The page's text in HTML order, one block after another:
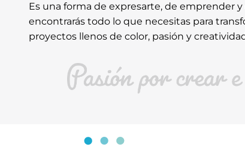
Es una forma de expresarte, de emprender
encontrarás todo lo que necesitas para
proyectos llenos de color, pasión y